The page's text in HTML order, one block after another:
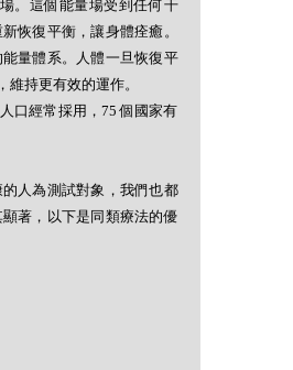
。這個能量場受到任何干
恢復平衡，讓身體痊癒。
量體系。人體一旦恢復平
持更有效的運作。
口經常採用，75 個國家有
人為測試對象，我們也都
著，以下是同類療法的優